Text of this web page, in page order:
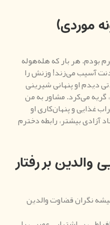
بودم. هر بار که هله‌هوله
آسیب می‌زند! وزنش را
دیدم او پنهانی شیرینی
می‌کرد. مشاور به من
غذایی و پنهان‌کاری او
آزادی بیشتر، رابطه دخترم
والدین بر رفتار
نگران قضاوت والدین